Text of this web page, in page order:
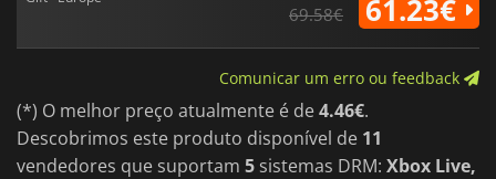
69.58€ 61.23€
Comunicar um erro ou feedback
(*) O melhor preço atualmente é de4.46€.
Descobrimos este produto disponível de 11
vendedores que suportam 5 sistemas DRM: Xbox Live,